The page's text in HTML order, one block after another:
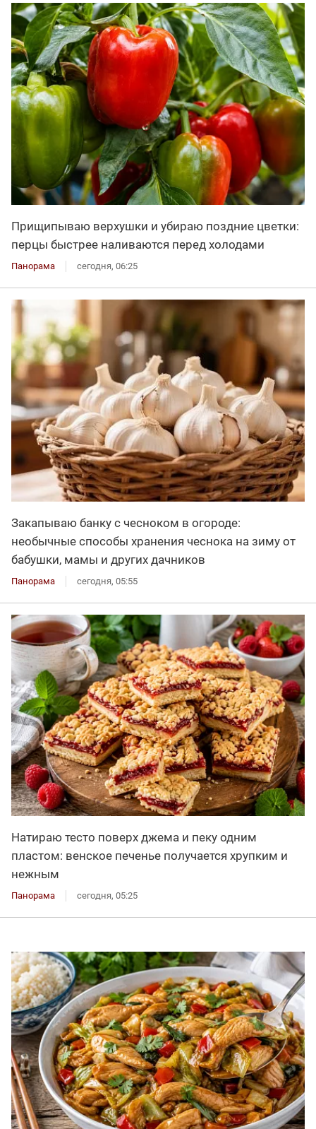
Прищипываю верхушки и убираю поздние цветки:
перцы быстрее наливаются перед холодами
Панорама сегодня, 06:25
Закапываю банку с чесноком в огороде:
необычные способы хранения чеснока на зиму от
бабушки, мамы и других дачников
Панорама сегодня, 05:55
Натираю тесто поверх джема и пеку одним
пластом: венское печенье получается хрупким и
нежным
Панорама сегодня, 05:25